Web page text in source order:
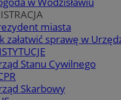
miasta
załatwić sprawę w
Stanu Cywilnego
Skarbowy